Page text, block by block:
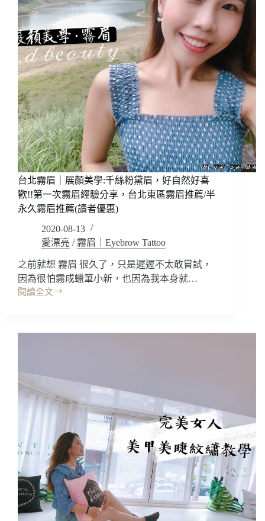
台北霧眉｜展顏美學:千絲粉黛眉，好自然好喜
歡!!第一次霧眉經驗分享，台北東區霧眉推薦/半
永久霧眉推薦(讀者優惠)
2020-08-13
愛漂亮 / 霧眉｜Eyebrow Tattoo
之前就想 霧眉 很久了，只是遲遲不太敢嘗試，
因為很怕霧成蠟筆小新，也因為我本身就…
閱讀全文
台
眉
美
學:
黛
眉，
好
自
然
好